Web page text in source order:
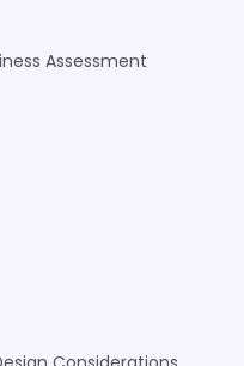
Assessment